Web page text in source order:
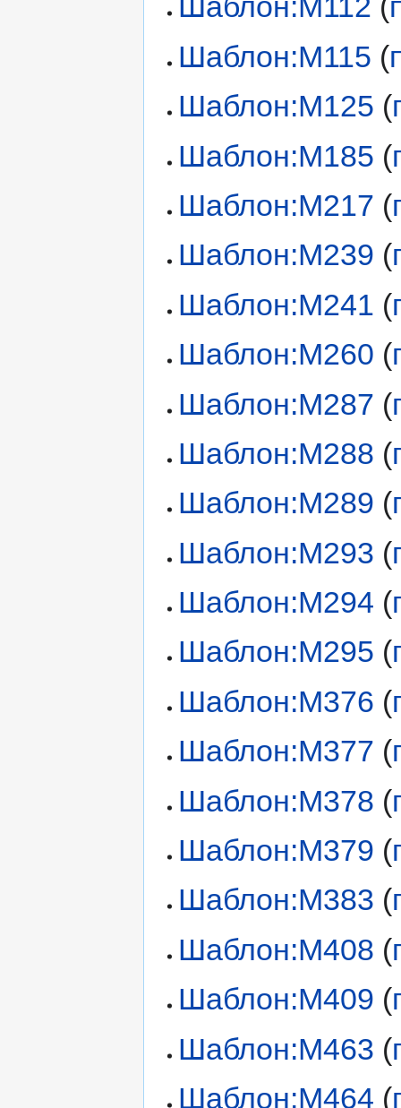
Шаблон:М115 (
Шаблон:М125 (
Шаблон:М185 (
Шаблон:М217 (
Шаблон:М239 (
Шаблон:М241 (
Шаблон:М260 (
Шаблон:М287 (
Шаблон:М288 (
Шаблон:М289 (
Шаблон:М293 (
Шаблон:М294 (
Шаблон:М295 (
Шаблон:М376 (
Шаблон:М377 (
Шаблон:М378 (
Шаблон:М379 (
Шаблон:М383 (
Шаблон:М408 (
Шаблон:М409 (
Шаблон:М463 (
Шаблон:М464 (